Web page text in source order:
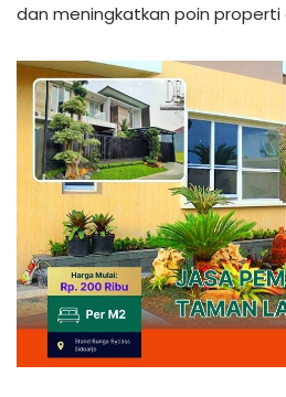
dan meningkatkan poin properti